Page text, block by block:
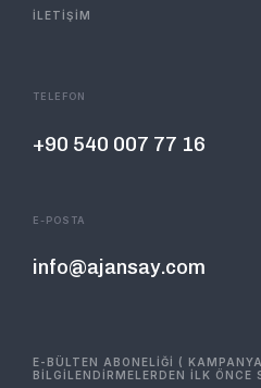
İLETİŞİM
TELEFON
+90 540 007 77 16
E-POSTA
info@ajansay.com
E-BÜLTEN ABONELİĞİ (
BİLGİLENDİRMELERDEN İLK ÖNCE